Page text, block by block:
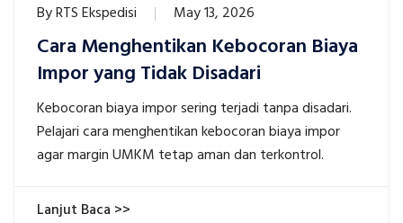
ByRTS Ekspedisi May 13, 2026
Cara Menghentikan Kebocoran Biaya
Impor yang Tidak Disadari
Kebocoran biaya impor sering terjadi tanpa disadari.
Pelajari cara menghentikan kebocoran biaya impor
agar margin UMKM tetap aman dan terkontrol.
Lanjut Baca >>